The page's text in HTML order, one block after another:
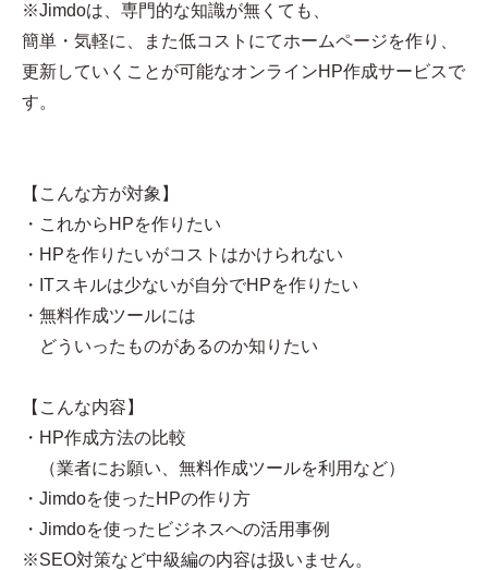
※Jimdoは、専門的な知識が無くても、
簡単・気軽に、また低コストにてホームページを作り、
更新していくことが可能なオンラインHP作成サービスで
す。
【こんな方が対象】
・これからHPを作りたい
・HPを作りたいがコストはかけられない
・ITスキルは少ないが自分でHPを作りたい
・無料作成ツールには
どういったものがあるのか知りたい
【こんな内容】
・HP作成方法の比較
（業者にお願い、無料作成ツールを利用など）
・Jimdoを使ったHPの作り方
・Jimdoを使ったビジネスへの活用事例
※SEO対策など中級編の内容は扱いません。